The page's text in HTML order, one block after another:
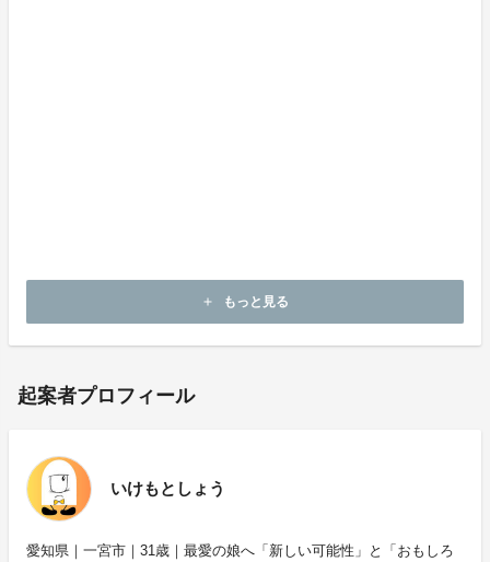
add もっと見る
起案者プロフィール
いけもとしょう
愛知県｜一宮市｜31歳｜最愛の娘へ「新しい可能性」と「おもしろ